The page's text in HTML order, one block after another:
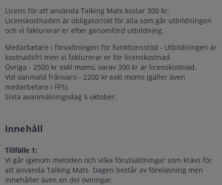
Licens för att använda Talking Mats kostar 300 kr.
Licenskostnaden är obligatoriskt för alla som går utbildningen
och vi fakturerar er efter genomförd utbildning.
Medarbetare i förvaltningen för funktionsstöd - Utbildningen är
kostnadsfri men vi fakturerar er för licenskostnad.
Övriga - 2500 kr exkl moms, varav 300 kr är licenskostnad.
Vid oanmäld frånvaro - 2200 kr exkl moms (gäller även
medarbetare i FFS).
Sista avanmälningsdag 5 oktober.
Innehåll
Tillfälle 1:
Vi går igenom metoden och vilka förutsättningar som krävs för
att använda Talking Mats. Dagen består av föreläsning men
innehåller även en del övningar.